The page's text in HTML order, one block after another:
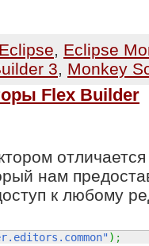
Eclipse, Eclipse
3, Monkey
Flex Builder
нам
к любому
) ;